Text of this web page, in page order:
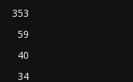
353
59
40
34